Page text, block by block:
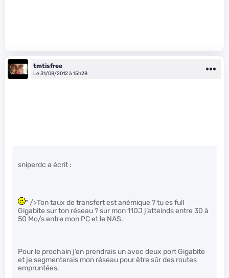
tmtisfree
Le 31/08/2012 à 15h28
sniperdc a écrit :
" />Ton taux de transfert est anémique ? tu es full
Gigabite sur ton réseau ? sur mon 110J j’atteinds entre 30 à
50 Mo/s entre mon PC et le NAS.
Pour le prochain j’en prendrais un avec deux port Gigabite
et je segmenterais mon réseau pour être sûr des routes
empruntées.